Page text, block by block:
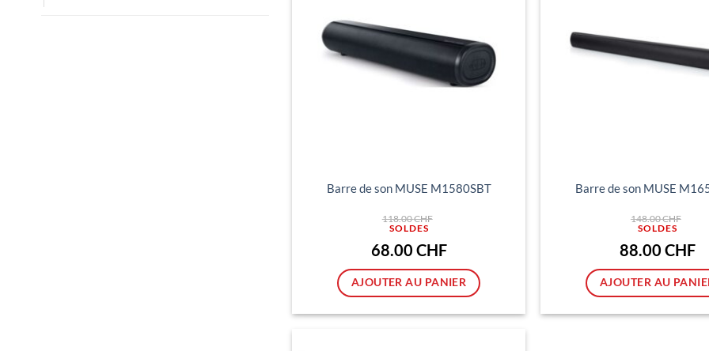
Barre de son MUSE M1580SBT
118.00CHF
était :
118.00 CHF.
68.00 CHFLe
actuel
est :
68.00 CHF.
AJOUTER AU PANIER
Barre de son MUSE
148.00CHF
était :
88.00 CHFLe
AJOUTER AU